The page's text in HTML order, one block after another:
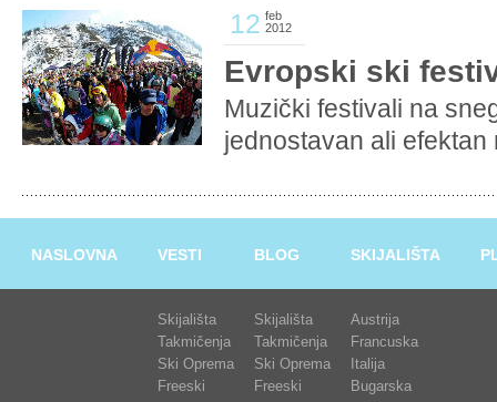
12 feb
2012
Evropski ski
Muzički festivali na
jednostavan ali efektan
NASLOVNA VESTI
Skijališta
Takmičenja
Ski Oprema
Freeski
BLOG
Skijališta
Takmičenja
Ski Oprema
Freeski
SKIJALIŠTA
Austrija
Francuska
Italija
Bugarska